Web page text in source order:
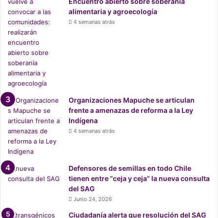
aumento de los precios de los alimentos y del
combustible, también contribuyen a crear situaciones
difíciles para la población.
• Hay un círculo vicioso de
desnutrición y enfermedades
mortales
La desnutrición se ve agravada por las enfermedades
infecciosas, ya que una persona desnutrida es más
susceptible a las infecciones, y estas contribuyen a la
desnutrición.
Sarampión
Si bien el sarampión es endémico en Somalia, tan solo en
los primeros seis meses de 2022, el país ha sufrido el
alimentaria y agroecología
4 semanas atrás
Organizaciones Mapuche se articulan
frente a amenazas de reforma a la Ley
Indígena
4 semanas atrás
Defensores de semillas en todo Chile
tienen entre “ceja y ceja” la nueva consulta
del SAG
Junio 24, 2026
Ciudadanía alerta que resolución del SAG